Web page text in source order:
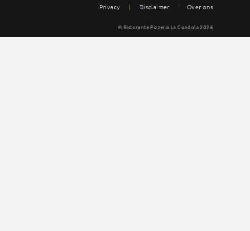
Privacy | Disclaimer | Over ons
© Ristorante Pizzeria La Gondola 2026